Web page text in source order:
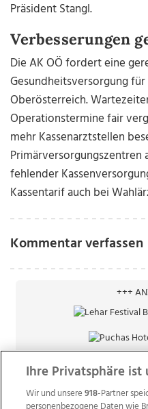
Präsident Stangl.
Verbesserungen
Die AK OÖ fordert eine
Gesundheitsversorgung
Oberösterreich.
Operationstermine fair
mehr Kassenarztstellen
Primärversorgungszentren
fehlender
Kassentarif auch bei
Kommentar verfassen
+++
Ihre Privatsphäre
Wir und unsere918-Partner